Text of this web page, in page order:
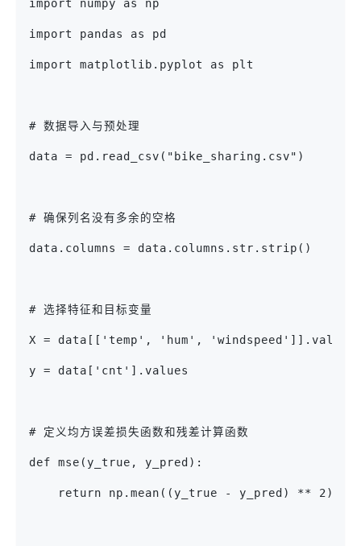
import numpy as np
import pandas as pd
import matplotlib.pyplot as plt
# 数据导入与预处理
data = pd.read_csv("bike_sharing.csv")
# 确保列名没有多余的空格
data.columns = data.columns.str.strip()
# 选择特征和目标变量
X = data[['temp', 'hum', 'windspeed']].values
y = data['cnt'].values
# 定义均方误差损失函数和残差计算函数
def mse(y_true, y_pred):
    return np.mean((y_true - y_pred) ** 2)